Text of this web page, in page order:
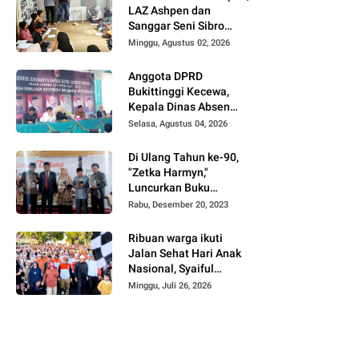
LAZ Ashpen dan
Sanggar Seni Sibro
Hadirkan Bimbel
Anak-anak
Minggu, Agustus 02, 2026
Anggota DPRD
Bukittinggi Kecewa,
Kepala Dinas Absen
pada Reses Masa
2025/ 2026.
Selasa, Agustus 04, 2026
Di Ulang Tahun ke-90,
"Zetka Harmyn,"
Luncurkan Buku
Biografi, Jejak Langkah
5 Benua.
Rabu, Desember 20, 2023
Ribuan warga ikuti
Jalan Sehat Hari Anak
Nasional, Syaiful
Effendi: Soroti
Minggu, Juli 26, 2026